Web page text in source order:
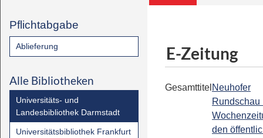
Pflichtabgabe
Ablieferung
Alle Bibliotheken
Universitäts- und
Landesbibliothek Darmstadt
Universitätsbibliothek Frankfurt
E-Zeitung
Gesamttitel Neuhofer
Rundschau
den